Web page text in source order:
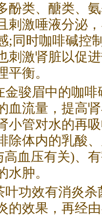
酚类、醣类、
剌激唾液分泌
;同时咖啡碱控
刺激肾脏以促
衡。
骏眉中的咖啡
血流量，提高
小管对水的再
除体内的乳酸
血压有关)、
肿。
功效有消炎杀
的效果，再经